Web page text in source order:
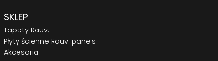
SKLEP
Tapety Rauv.
Płyty ścienne Rauv. panels
Akcesoria